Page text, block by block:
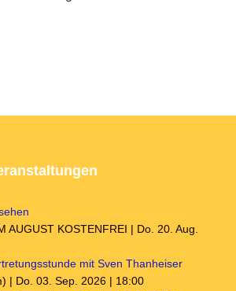
AUGUST KOSTENFREI | Do. 20. Aug.
mit Sven Thanheiser
| Do. 03. Sep. 2026 | 18:00